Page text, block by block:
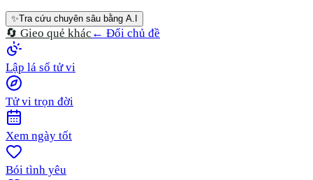
✨Tra cứu chuyên sâu bằng A.I
🔄 Gieo quẻ khác ← Đổi chủ đề
Lập lá số tử vi
Tử vi trọn đời
Xem ngày tốt
Bói tình yêu